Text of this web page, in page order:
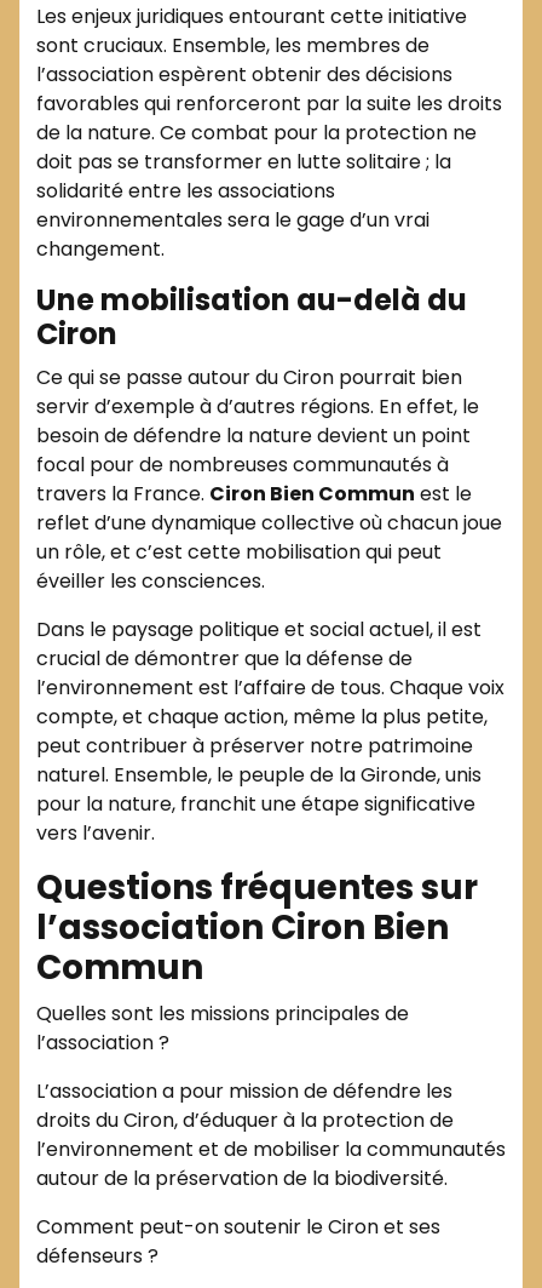
Les enjeux juridiques entourant cette initiative
sont cruciaux. Ensemble, les membres de
l’association espèrent obtenir des décisions
favorables qui renforceront par la suite les droits
de la nature. Ce combat pour la protection ne
doit pas se transformer en lutte solitaire ; la
solidarité entre les associations
environnementales sera le gage d’un vrai
changement.
Une mobilisation au-delà du
Ciron
Ce qui se passe autour du Ciron pourrait bien
servir d’exemple à d’autres régions. En effet, le
besoin de défendre la nature devient un point
focal pour de nombreuses communautés à
travers la France. Ciron Bien Commun est le
reflet d’une dynamique collective où chacun joue
un rôle, et c’est cette mobilisation qui peut
éveiller les consciences.
Dans le paysage politique et social actuel, il est
crucial de démontrer que la défense de
l’environnement est l’affaire de tous. Chaque voix
compte, et chaque action, même la plus petite,
peut contribuer à préserver notre patrimoine
naturel. Ensemble, le peuple de la Gironde, unis
pour la nature, franchit une étape significative
vers l’avenir.
Questions fréquentes sur
l’association Ciron Bien
Commun
Quelles sont les missions principales de
l’association ?
L’association a pour mission de défendre les
droits du Ciron, d’éduquer à la protection de
l’environnement et de mobiliser la communautés
autour de la préservation de la biodiversité.
Comment peut-on soutenir le Ciron et ses
défenseurs ?